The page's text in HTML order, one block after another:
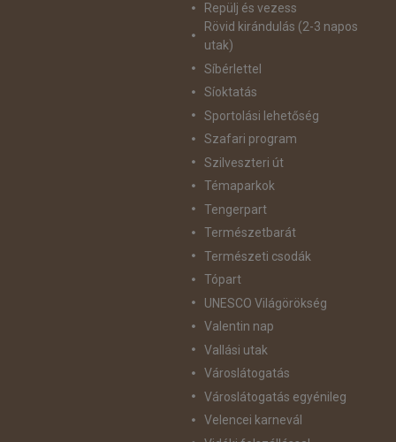
Repülj és vezess
Rövid kirándulás (2-3 napos
utak)
Síbérlettel
Síoktatás
Sportolási lehetőség
Szafari program
Szilveszteri út
Témaparkok
Tengerpart
Természetbarát
Természeti csodák
Tópart
UNESCO Világörökség
Valentin nap
Vallási utak
Városlátogatás
Városlátogatás egyénileg
Velencei karnevál